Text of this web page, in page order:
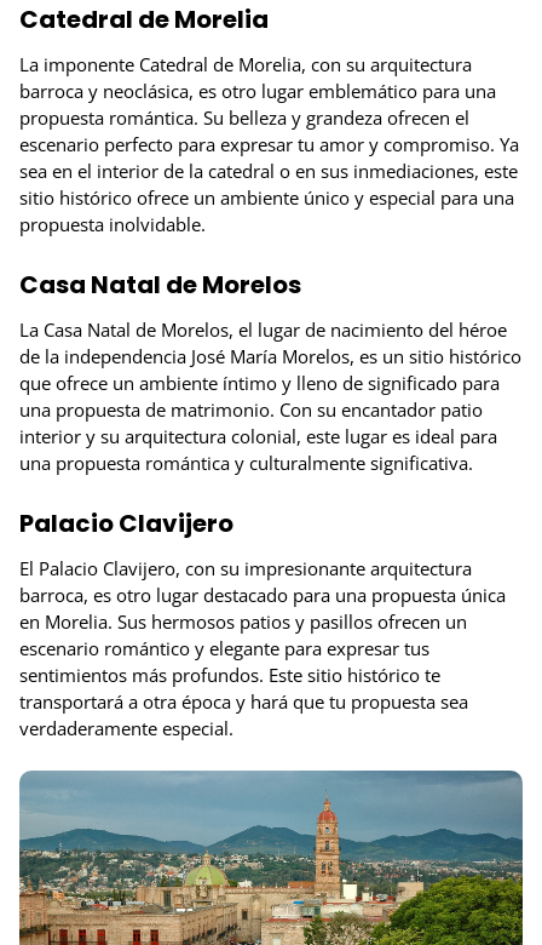
Catedral de Morelia
La imponente Catedral de Morelia, con su arquitectura
barroca y neoclásica, es otro lugar emblemático para una
propuesta romántica. Su belleza y grandeza ofrecen el
escenario perfecto para expresar tu amor y compromiso. Ya
sea en el interior de la catedral o en sus inmediaciones, este
sitio histórico ofrece un ambiente único y especial para una
propuesta inolvidable.
Casa Natal de Morelos
La Casa Natal de Morelos, el lugar de nacimiento del héroe
de la independencia José María Morelos, es un sitio histórico
que ofrece un ambiente íntimo y lleno de significado para
una propuesta de matrimonio. Con su encantador patio
interior y su arquitectura colonial, este lugar es ideal para
una propuesta romántica y culturalmente significativa.
Palacio Clavijero
El Palacio Clavijero, con su impresionante arquitectura
barroca, es otro lugar destacado para una propuesta única
en Morelia. Sus hermosos patios y pasillos ofrecen un
escenario romántico y elegante para expresar tus
sentimientos más profundos. Este sitio histórico te
transportará a otra época y hará que tu propuesta sea
verdaderamente especial.